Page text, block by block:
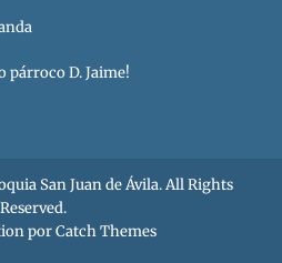
párroco D. Jaime!
San Juan de Ávila. All Rights
Reserved.
porCatch Themes